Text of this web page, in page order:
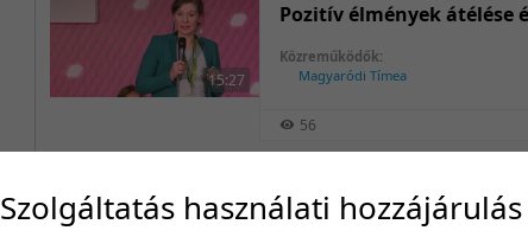
15:27
Pozitív élmények átélése
Közreműködők:
Magyaródi Tímea
56
Mindful
Szolgáltatás használati hozzájárulás